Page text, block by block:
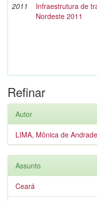
2011
Infraestrutura de
Nordeste 2011
Refinar
Autor
LIMA, Mônica de Andrade
Assunto
Ceará